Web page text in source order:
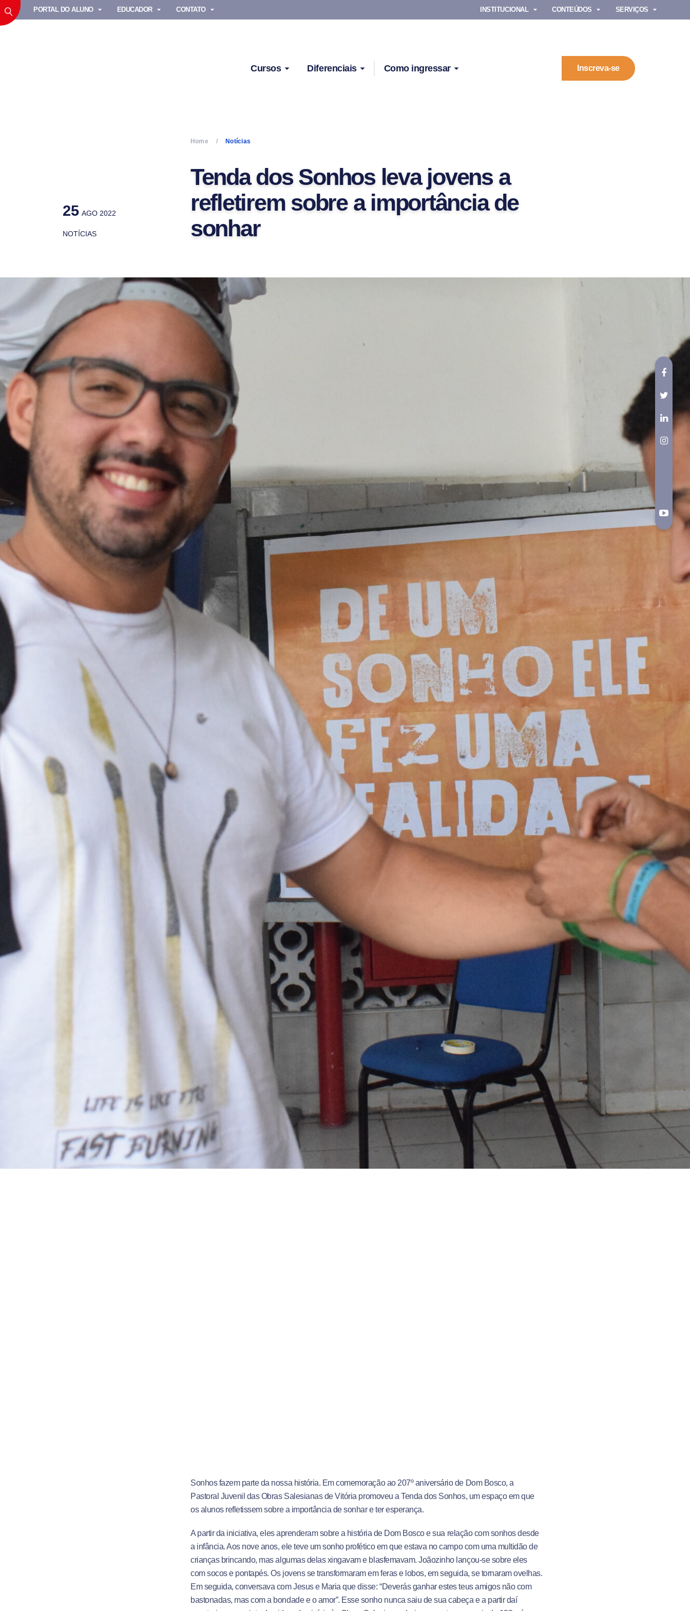
PORTAL DO ALUNO EDUCADOR CONTATO INSTITUCIONAL CONTEÚDOS SERVIÇOS
Cursos Diferenciais Como ingressar Inscreva-se
25 AGO 2022
NOTÍCIAS
Home Notícias
Tenda dos Sonhos leva jovens a
refletirem sobre a importância de
sonhar
Sonhos fazem parte da nossa história. Em comemoração ao 207º aniversário de Dom Bosco, a
Pastoral Juvenil das Obras Salesianas de Vitória promoveu a Tenda dos Sonhos, um espaço em que
os alunos refletissem sobre a importância de sonhar e ter esperança.
A partir da iniciativa, eles aprenderam sobre a história de Dom Bosco e sua relação com sonhos desde
a infância. Aos nove anos, ele teve um sonho profético em que estava no campo com uma multidão de
crianças brincando, mas algumas delas xingavam e blasfemavam. Joãozinho lançou-se sobre eles
com socos e pontapés. Os jovens se transformaram em feras e lobos, em seguida, se tornaram ovelhas.
Em seguida, conversava com Jesus e Maria que disse: “Deverás ganhar estes teus amigos não com
bastonadas, mas com a bondade e o amor”. Esse sonho nunca saiu de sua cabeça e a partir daí